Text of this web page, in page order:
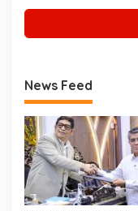
News Feed